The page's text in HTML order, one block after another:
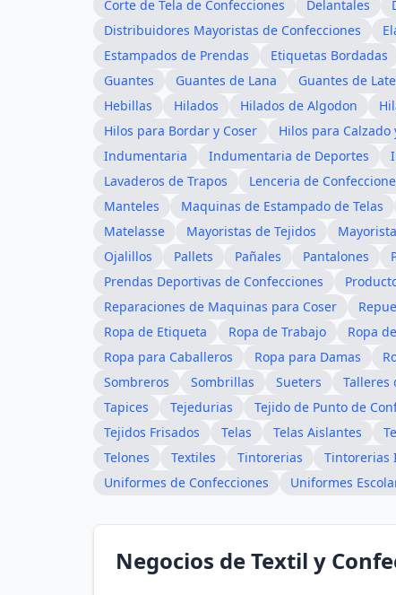
Corte de Tela de Confecciones
Delantales
Distribuidores Mayoristas de Confecciones
Estampados de Prendas
Etiquetas Bordadas
Guantes
Guantes de Lana Guantes de
Hebillas
Hilados Hilados de Algodon
Hilos para Bordar y Coser
Hilos para Calzado
Indumentaria
Indumentaria de Deportes
Lavaderos de Trapos
Lenceria de
Manteles
Maquinas de Estampado de Telas
Matelasse
Mayoristas de Tejidos
Ojalillos
Pallets Pañales Pantalones
Prendas Deportivas de Confecciones
Reparaciones de Maquinas para Coser
Ropa de Etiqueta
Ropa de Trabajo Ropa
Ropa para Caballeros
Ropa para Damas
Sombreros
Sombrillas Sueters Talleres
Tapices
Tejedurias Tejido de Punto de
Tejidos Frisados
Telas Telas Aislantes
Telones
Textiles Tintorerias Tintorerias
Uniformes de Confecciones
Uniformes
Negocios de Textil y